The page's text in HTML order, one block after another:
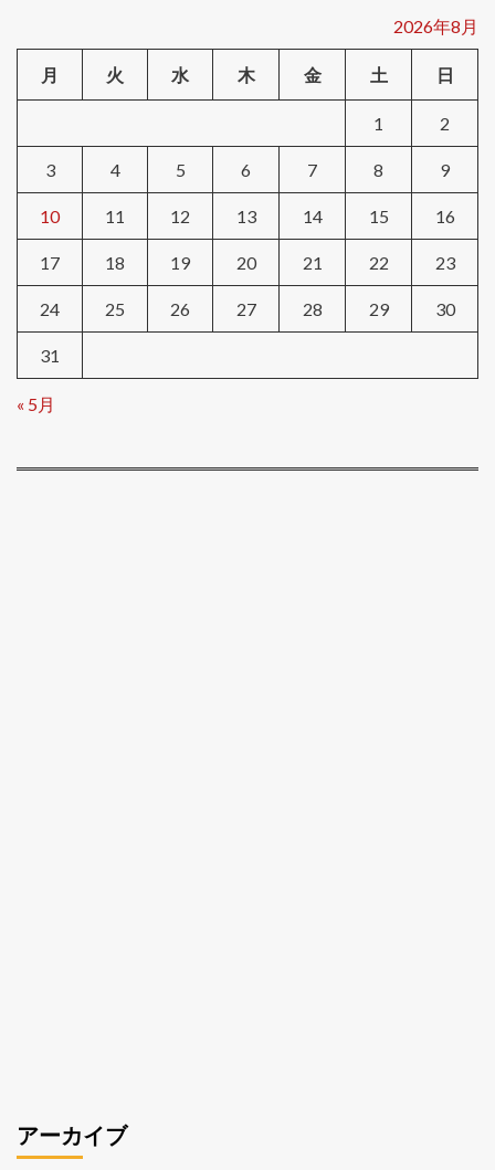
2026年8月
月 火 水 木 金 土 日
1 2
3 4 5 6 7 8 9
10 11 12 13 14 15 16
17 18 19 20 21 22 23
24 25 26 27 28 29 30
31
« 5月
アーカイブ